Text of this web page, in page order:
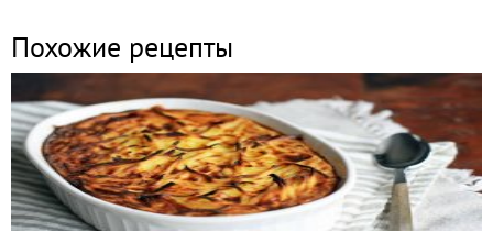
Похожие рецепты